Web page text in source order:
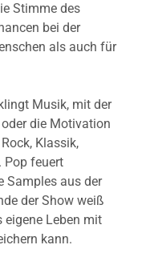
Stimme des
bei der
als auch für
Musik, mit der
die Motivation
Klassik,
Pop feuert
Samples aus der
der Show weiß
eigene Leben mit
kann.